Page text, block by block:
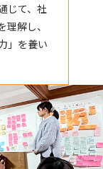
じて、社
解し、
」を養い